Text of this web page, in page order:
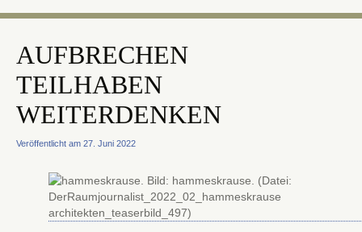
AUFBRECHEN
TEILHABEN
WEITERDENKEN
Veröffentlicht am 27. Juni 2022